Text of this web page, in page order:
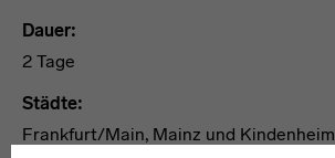
Dauer:
2 Tage
Städte:
Frankfurt/Main, Mainz und Kindenheim